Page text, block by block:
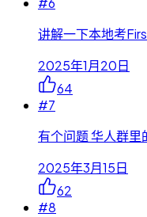
讲解一下本地考
2025年1月20日
64
#7
有个问题 华人群里
2025年3月15日
62
#8